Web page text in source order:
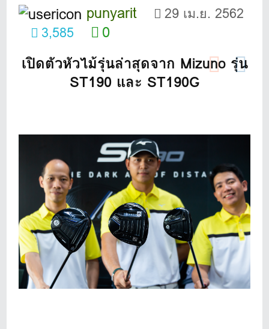
punyarit
29 เม.ย. 2562
3,585
0
เปิดตัวหัวไม้รุ่นล่าสุดจาก Mizuno รุ่น
ST190 และ ST190G